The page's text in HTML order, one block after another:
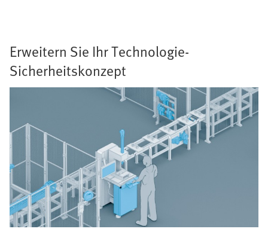
Erweitern Sie Ihr Technologie-
Sicherheitskonzept